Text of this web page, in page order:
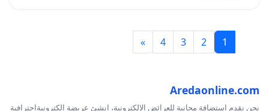
1
2
3
4
»
Aredaonline.com
نحن نقدم استضافة مجانية للعرائض الإلكترونية، انشئ عريضة إلكترونيةاحترافية